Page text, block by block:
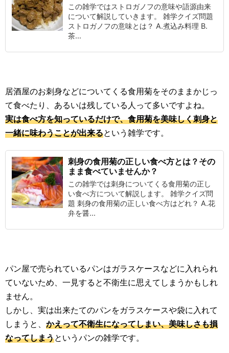
この雑学ではストロガノフの意味や語源由来
について解説していきます。 雑学クイズ問題
ストロガノフの意味とは？ A.煮込み料理 B.
茶...
居酒屋のお刺身などについてくる食用菊をそのままかじっ
て食べたり、あるいは残している人って多いですよね。
実は食べ方を知っているだけで、食用菊を美味しく刺身と
一緒に味わうことが出来るという雑学です。
刺身の食用菊の正しい食べ方とは？その
まま食べていませんか？
この雑学では刺身についてくる食用菊の正し
い食べ方について解説します。 雑学クイズ問
題 刺身の食用菊の正しい食べ方はどれ？ A.花
弁を醤...
パン屋で売られているパンはガラスケースなどに入れられ
ていないため、一見すると不衛生に思えてしまうかもしれ
ません。
しかし、実は出来たてのパンをガラスケースや袋に入れて
しまうと、 かえって不衛生になってしまい、美味しさも損
なってしまうというパンの雑学です。